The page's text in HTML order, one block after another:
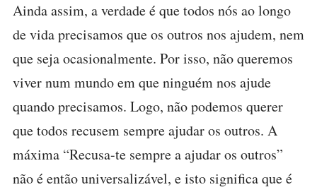
Ainda assim, a verdade é que todos nós ao longo
de vida precisamos que os outros nos ajudem, nem
que seja ocasionalmente. Por isso, não queremos
viver num mundo em que ninguém nos ajude
quando precisamos. Logo, não podemos querer
que todos recusem sempre ajudar os outros. A
máxima “Recusa-te sempre a ajudar os outros”
não é então universalizável, e isto significa que é